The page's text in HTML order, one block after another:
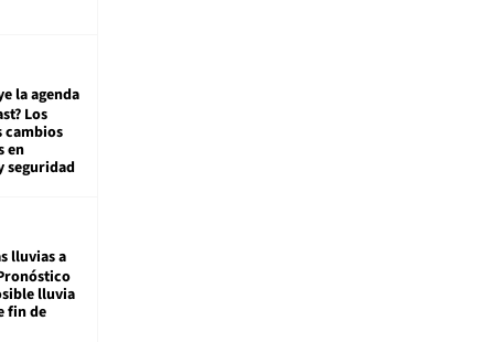
la agenda
Los
cambios
en
seguridad
lluvias a
lluvia
fin de